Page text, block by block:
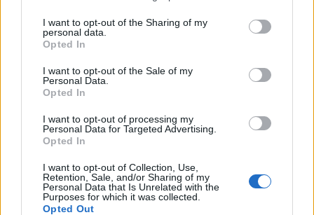
I want to opt-out of the Sharing of my
personal data.
Opted In
I want to opt-out of the Sale of my
Personal Data.
Opted In
I want to opt-out of processing my
Personal Data for Targeted Advertising.
Opted In
I want to opt-out of Collection, Use,
Retention, Sale, and/or Sharing of my
Personal Data that Is Unrelated with the
Purposes for which it was collected.
Opted Out
Μελέτη του 2025
διαπίστωσε ότι το
ενίσχυαν τα επίπεδα ωκυτοκίνης τόσο
στις γάτες όσο και στους ιδιοκτήτες —
αλλά μόνο όταν η αλληλεπίδραση
ξεκινούσε ή ήταν ευπρόσδεκτη από τη
γάτα.